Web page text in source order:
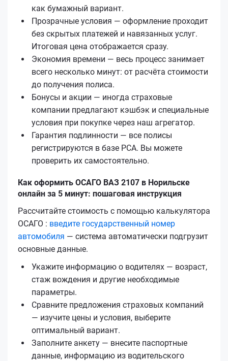
как бумажный вариант.
Прозрачные условия — оформление проходит
без скрытых платежей и навязанных услуг.
Итоговая цена отображается сразу.
Экономия времени — весь процесс занимает
всего несколько минут: от расчёта стоимости
до получения полиса.
Бонусы и акции — иногда страховые
компании предлагают кэшбэк и специальные
условия при покупке через наш агрегатор.
Гарантия подлинности — все полисы
регистрируются в базе РСА. Вы можете
проверить их самостоятельно.
Как оформить ОСАГО ВАЗ 2107 в Норильске
онлайн за 5 минут: пошаговая инструкция
Рассчитайте стоимость с помощью калькулятора
ОСАГО : введите государственный номер
автомобиля — система автоматически подгрузит
основные данные.
Укажите информацию о водителях — возраст,
стаж вождения и другие необходимые
параметры.
Сравните предложения страховых компаний
— изучите цены и условия, выберите
оптимальный вариант.
Заполните анкету — внесите паспортные
данные, информацию из водительского